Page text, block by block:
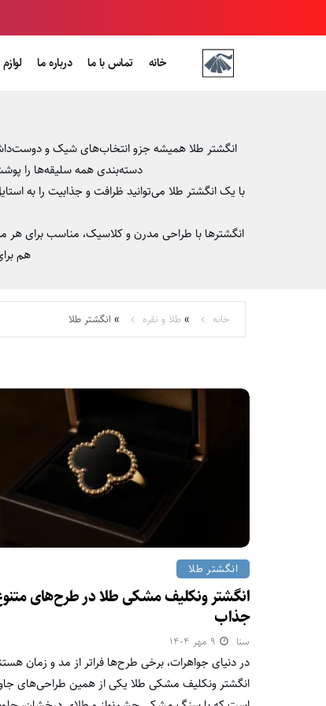
خانه تماس با ما درباره ما
انگشتر طلا همیشه جزو انتخاب‌های شیک و
دسته‌بندی همه سلیقه‌ها را پوشش می‌دهد. انگشترهای ۱۸ عیار این مجموعه نه تنها زیبا
با یک انگشتر طلا می‌توانید ظرافت و جذابیت را به
انگشترها با طراحی مدرن و کلاسیک، مناسب برای
هم
خانه » طلا و نقره » انگشتر طلا
انگشتر طلا
انگشتر ونکلیف مشکی طلا در طرح‌های
جذاب
سنا ۹ مهر ۱۴۰۴
در دنیای جواهرات، برخی طرح‌ها فراتر از مد و زمان
انگشتر ونکلیف مشکی طلا یکی از همین طراحی‌های